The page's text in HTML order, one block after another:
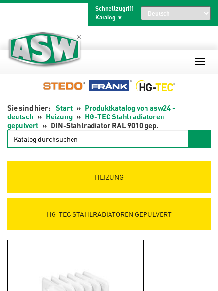
Schnellzugriff
Katalog
Start
Produktkatalog von asw24 -
deutsch
Heizung
HG-TEC Stahlradiatoren
gepulvert
DIN-Stahlradiator RAL 9010 gep.
Katalog
durchsuchen
HEIZUNG
HG-TEC STAHLRADIATOREN GEPULVERT